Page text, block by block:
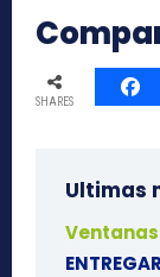
SHARES
Ultimas
Ventanas